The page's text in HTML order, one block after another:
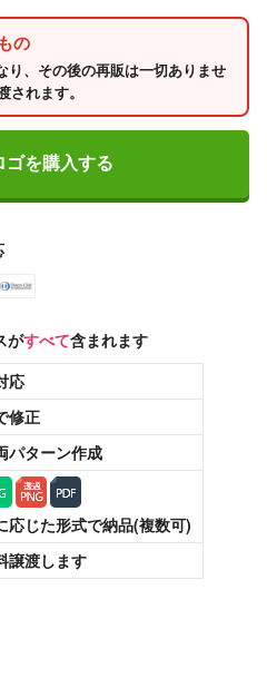
の
り、その後の再販は一切ありませ
れます。
ゴを購入する
がすべて含まれます
応
修正
パターン作成
応じた形式で納品(複数可)
譲渡します